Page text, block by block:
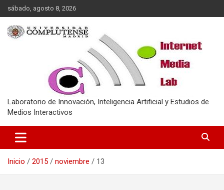
Saltar
al
contenido
sábado, agosto 8, 2026
Laboratorio de Innovación, Inteligencia Artificial y Estudios de
Medios Interactivos
Inicio 2015 noviembre 13